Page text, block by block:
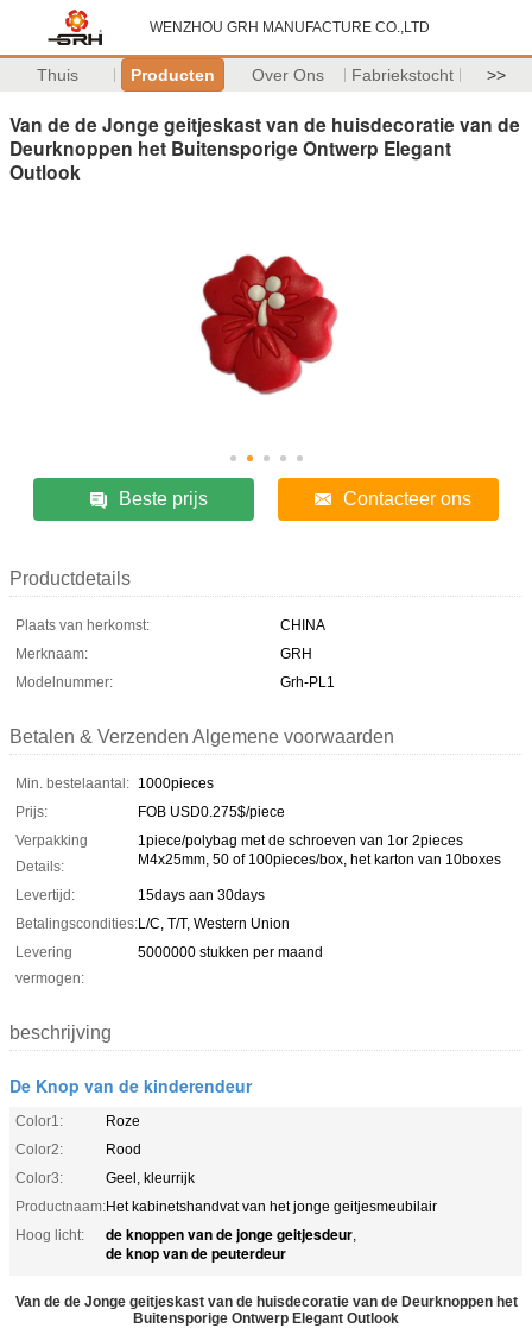
WENZHOU GRH MANUFACTURE CO.,LTD
Thuis Producten Over Ons Fabriekstocht >>
Van de de Jonge geitjeskast van de huisdecoratie van de
Deurknoppen het Buitensporige Ontwerp Elegant
Outlook
Beste prijs Contacteer ons
Productdetails
Plaats van herkomst:
CHINA
Merknaam:
GRH
Modelnummer:
Grh-PL1
Betalen & Verzenden Algemene voorwaarden
Min. bestelaantal: 1000pieces
Prijs:
FOB USD0.275$/piece
Verpakking
Details:
1piece/polybag met de schroeven van 1or 2pieces
M4x25mm, 50 of 100pieces/box, het karton van 10boxes
Levertijd:
15days aan 30days
Betalingscondities:L/C, T/T, Western Union
Levering
vermogen:
5000000 stukken per maand
beschrijving
De Knop van de kinderendeur
Color1:
Roze
Color2:
Rood
Color3:
Geel, kleurrijk
Productnaam:Het kabinetshandvat van het jonge geitjesmeubilair
Hoog licht:
de knoppen van de jonge geitjesdeur,
de knop van de peuterdeur
Van de de Jonge geitjeskast van de huisdecoratie van de Deurknoppen het
Buitensporige Ontwerp Elegant Outlook